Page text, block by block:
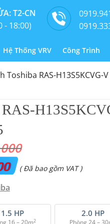
T2-CN
- 18:00)
Hệ Thống VRV Công Trình
Toshiba RAS-
Giá
là:
( Đã bao gồm VAT )
1.5 HP
16 – 20m2
2.0 HP
Phòng 24 –